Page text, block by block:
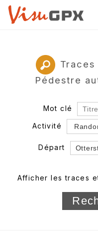
Traces
Pédestre
Mot clé
Activité
Départ
Département
Longueur min/max
Afficher les traces